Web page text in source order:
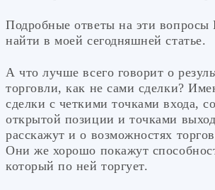
Подробные ответы на эти
найти в моей сегодняшней статье.
А что лучше всего говорит о
торговли, как не сами сделки?
сделки с четкими точками входа,
открытой позиции и точками
расскажут и о возможностях
Они же хорошо покажут
который по ней торгует.